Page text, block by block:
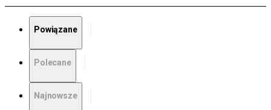
Powiązane
Polecane
Najnowsze